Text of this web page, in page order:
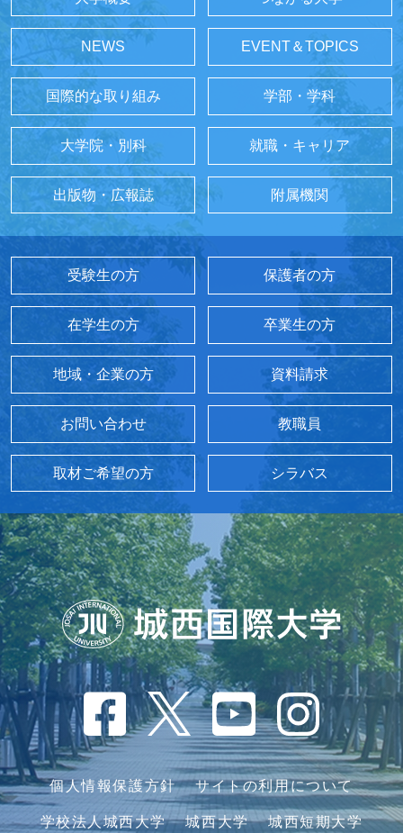
NEWS EVENT＆TOPICS
国際的な取り組み 学部・学科
大学院・別科 就職・キャリア
出版物・広報誌 附属機関
受験生の方 保護者の方
在学生の方 卒業生の方
地域・企業の方 資料請求
お問い合わせ 教職員
取材ご希望の方 シラバス
個人情報保護方針 サイトの利用について
学校法人城西大学 城西大学 城西短期大学